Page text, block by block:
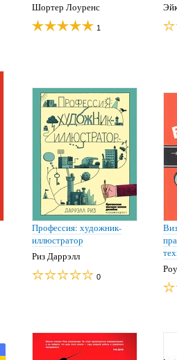
Шортер Лоуренс
1
Профессия: художник-
иллюстратор
Риз Даррэлл
0